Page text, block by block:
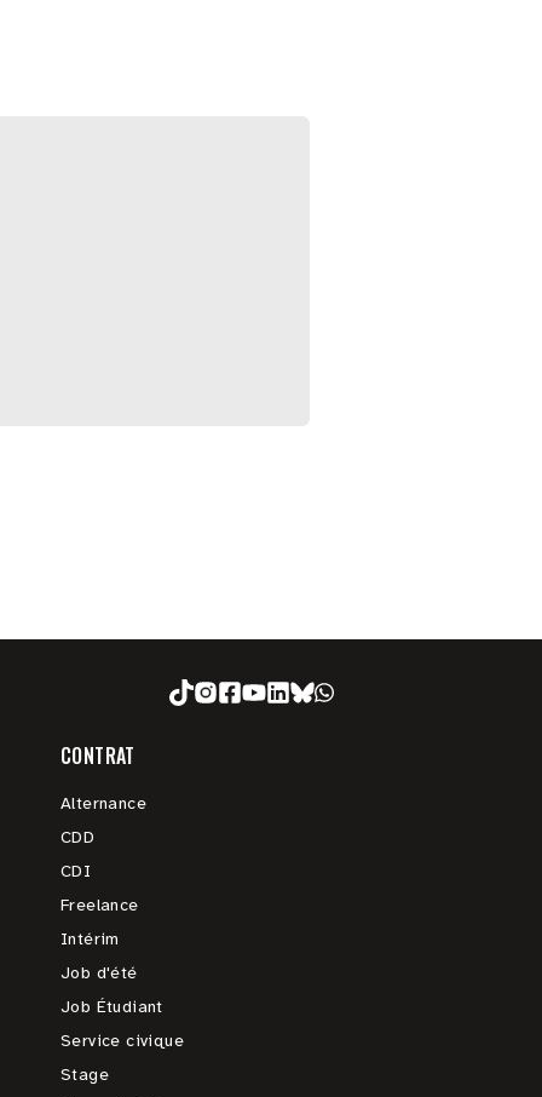
CONTRAT
Alternance
CDD
CDI
Freelance
Intérim
Job d'été
Job Étudiant
Service civique
Stage